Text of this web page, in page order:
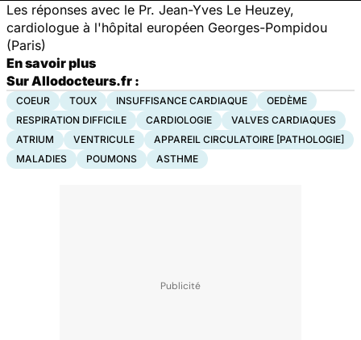
Les réponses avec le Pr. Jean-Yves Le Heuzey,
cardiologue à l'hôpital européen Georges-Pompidou
(Paris)
En savoir plus
Sur Allodocteurs.fr :
COEUR TOUX INSUFFISANCE CARDIAQUE
OEDÈME
RESPIRATION DIFFICILE
CARDIOLOGIE
VALVES CARDIAQUES
ATRIUM
VENTRICULE
APPAREIL CIRCULATOIRE [PATHOLOGIE]
MALADIES
POUMONS ASTHME